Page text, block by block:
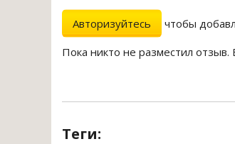
Авторизуйтесь
чтобы
Пока никто не разместил
Теги: